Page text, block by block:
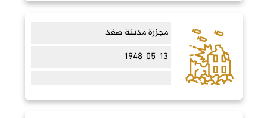
مجزرة مدينة صفد
1948-05-13